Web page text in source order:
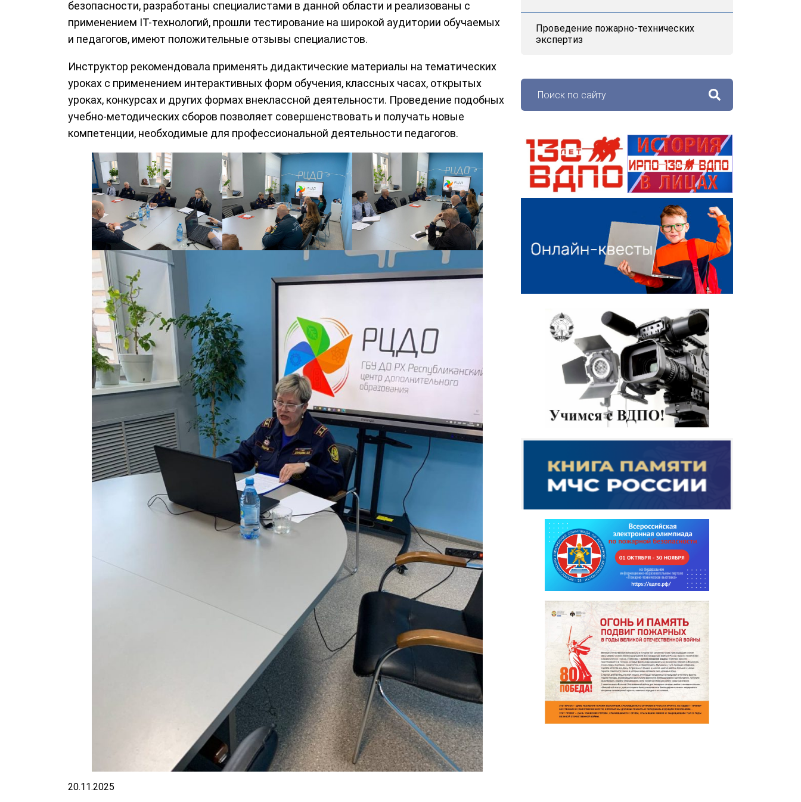
безопасности, разработаны специалистами в данной области и реализованы с
применением IT-технологий, прошли тестирование на широкой аудитории обучаемых
и педагогов, имеют положительные отзывы специалистов.
Инструктор рекомендовала применять дидактические материалы на тематических
уроках с применением интерактивных форм обучения, классных часах, открытых
уроках, конкурсах и других формах внеклассной деятельности. Проведение подобных
учебно-методических сборов позволяет совершенствовать и получать новые
компетенции, необходимые для профессиональной деятельности педагогов.
20.11.2025
Проведение пожарно-технических
экспертиз